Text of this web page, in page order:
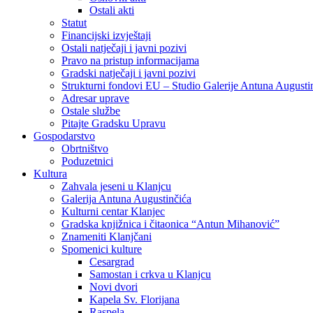
Ostali akti
Statut
Financijski izvještaji
Ostali natječaji i javni pozivi
Pravo na pristup informacijama
Gradski natječaji i javni pozivi
Strukturni fondovi EU – Studio Galerije Antuna
Adresar uprave
Ostale službe
Pitajte Gradsku Upravu
Gospodarstvo
Obrtništvo
Poduzetnici
Kultura
Zahvala jeseni u Klanjcu
Galerija Antuna Augustinčića
Kulturni centar Klanjec
Gradska knjižnica i čitaonica “Antun Mihanović”
Znameniti Klanjčani
Spomenici kulture
Cesargrad
Samostan i crkva u Klanjcu
Novi dvori
Kapela Sv. Florijana